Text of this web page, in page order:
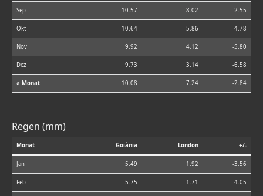
Sep 10.57 8.02 -2.55
Okt 10.64 5.86 -4.78
Nov 9.92 4.12 -5.80
Dez 9.73 3.14 -6.58
⌀ Monat 10.08 7.24 -2.84
Regen (mm)
Monat Goiânia London +/-
Jan 5.49 1.92 -3.56
Feb 5.75 1.71 -4.05